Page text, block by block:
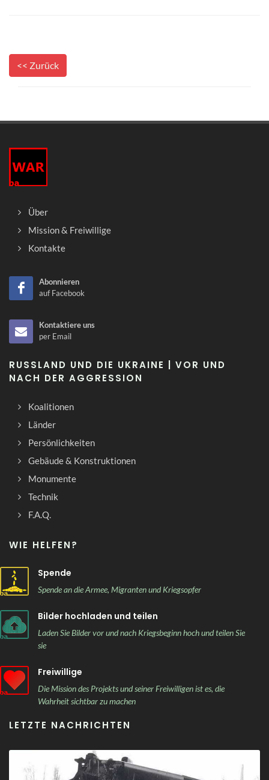
<< Zurück
Über
Mission & Freiwillige
Kontakte
Abonnieren
auf Facebook
Kontaktiere uns
per Email
RUSSLAND UND DIE UKRAINE | VOR UND
NACH DER AGGRESSION
Koalitionen
Länder
Persönlichkeiten
Gebäude & Konstruktionen
Monumente
Technik
F.A.Q.
WIE HELFEN?
Spende
Spende an die Armee, Migranten und Kriegsopfer
Bilder hochladen und teilen
Laden Sie Bilder vor und nach Kriegsbeginn hoch und teilen Sie
sie
Freiwillige
Die Mission des Projekts und seiner Freiwilligen ist es, die
Wahrheit sichtbar zu machen
LETZTE NACHRICHTEN